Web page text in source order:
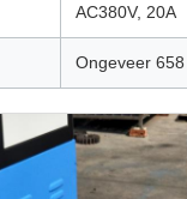
AC380V, 20A
Ongeveer 658